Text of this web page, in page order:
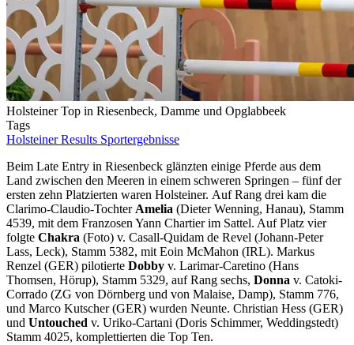
Holsteiner Top in Riesenbeck, Damme und Opglabbeek
Tags
Holsteiner Results Sportergebnisse
Beim Late Entry in Riesenbeck glänzten einige Pferde aus dem
Land zwischen den Meeren in einem schweren Springen – fünf der
ersten zehn Platzierten waren Holsteiner. Auf Rang drei kam die
Clarimo-Claudio-Tochter Amelia (Dieter Wenning, Hanau), Stamm
4539, mit dem Franzosen Yann Chartier im Sattel. Auf Platz vier
folgte Chakra (Foto) v. Casall-Quidam de Revel (Johann-Peter
Lass, Leck), Stamm 5382, mit Eoin McMahon (IRL). Markus
Renzel (GER) pilotierte Dobby v. Larimar-Caretino (Hans
Thomsen, Hörup), Stamm 5329, auf Rang sechs, Donna v. Catoki-
Corrado (ZG von Dörnberg und von Malaise, Damp), Stamm 776,
und Marco Kutscher (GER) wurden Neunte. Christian Hess (GER)
und Untouched v. Uriko-Cartani (Doris Schimmer, Weddingstedt)
Stamm 4025, komplettierten die Top Ten.